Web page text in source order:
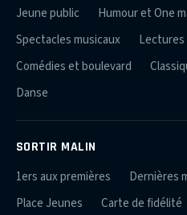
Jeune public
Humour et One
Spectacles musicaux
Lectures
Comédies et boulevard
Danse
SORTIR MALIN
1ers aux premières Dernières
Place Jeunes
Carte de fidélité